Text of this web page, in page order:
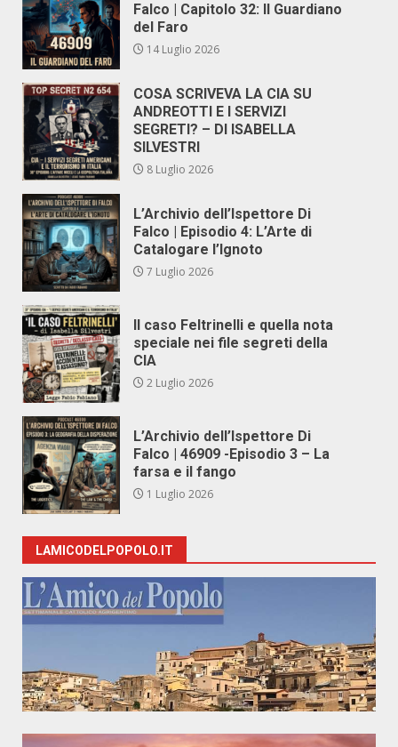
Falco | Capitolo 32: Il Guardiano
del Faro
14 Luglio 2026
COSA SCRIVEVA LA CIA SU
ANDREOTTI E I SERVIZI
SEGRETI? – DI ISABELLA
SILVESTRI
8 Luglio 2026
L’Archivio dell’Ispettore Di
Falco | Episodio 4: L’Arte di
Catalogare l’Ignoto
7 Luglio 2026
Il caso Feltrinelli e quella nota
speciale nei file segreti della
CIA
2 Luglio 2026
L’Archivio dell’Ispettore Di
Falco | 46909 -Episodio 3 – La
farsa e il fango
1 Luglio 2026
LAMICODELPOPOLO.IT